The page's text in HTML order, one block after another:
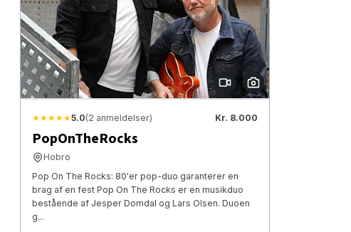
★★★★★5.0(2 anmeldelser) Kr. 8.000
PopOnTheRocks
Hobro
Pop On The Rocks: 80'er pop-duo garanterer en
brag af en fest Pop On The Rocks er en musikduo
bestående af Jesper Domdal og Lars Olsen. Duoen
g...